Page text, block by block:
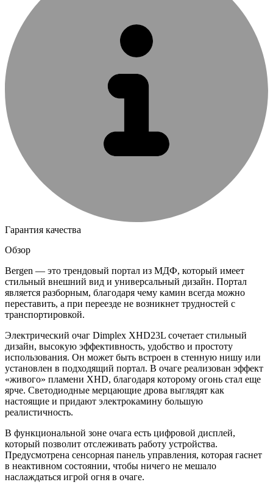
Гарантия качества
Обзор
Bergen — это трендовый портал из МДФ, который имеет
стильный внешний вид и универсальный дизайн. Портал
является разборным, благодаря чему камин всегда можно
переставить, а при переезде не возникнет трудностей с
транспортировкой.
Электрический очаг Dimplex XHD23L сочетает стильный
дизайн, высокую эффективность, удобство и простоту
использования. Он может быть встроен в стенную нишу или
установлен в подходящий портал. В очаге реализован эффект
«живого» пламени XHD, благодаря которому огонь стал еще
ярче. Светодиодные мерцающие дрова выглядят как
настоящие и придают электрокамину большую
реалистичность.
В функциональной зоне очага есть цифровой дисплей,
который позволит отслеживать работу устройства.
Предусмотрена сенсорная панель управления, которая гаснет
в неактивном состоянии, чтобы ничего не мешало
наслаждаться игрой огня в очаге.